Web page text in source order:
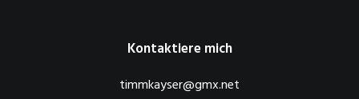
Kontaktiere mich
timmkayser@gmx.net